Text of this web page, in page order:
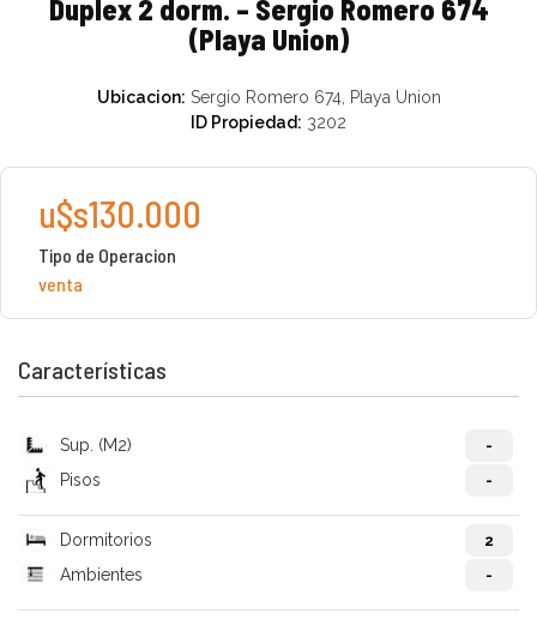
Duplex 2 dorm. – Sergio Romero 674
(Playa Union)
Ubicacion: Sergio Romero 674, Playa Union
ID Propiedad: 3202
u$s130.000
Tipo de Operacion
venta
Características
Sup. (M2) -
Pisos -
Dormitorios 2
Ambientes -